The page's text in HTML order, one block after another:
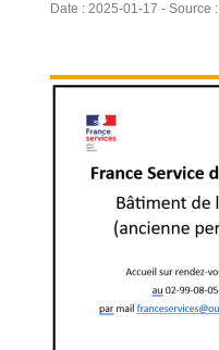
Date : 2025-01-17 - Source :